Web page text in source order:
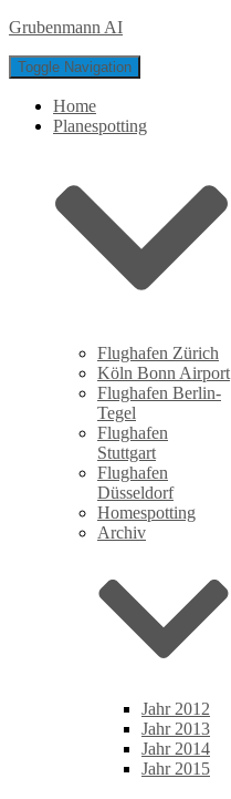
Grubenmann AI
Toggle Navigation
Home
Planespotting
Flughafen Zürich
Köln Bonn Airport
Flughafen Berlin-
Tegel
Flughafen
Stuttgart
Flughafen
Düsseldorf
Homespotting
Archiv
Jahr 2012
Jahr 2013
Jahr 2014
Jahr 2015